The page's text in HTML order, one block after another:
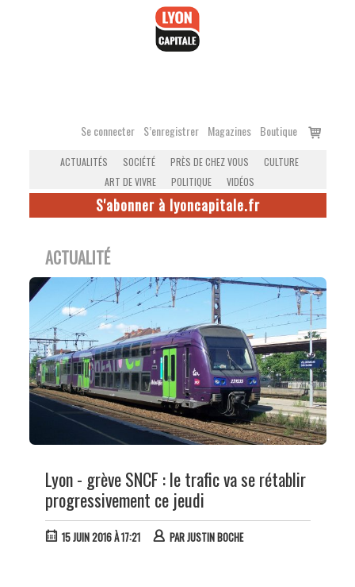
Se connecter S’enregistrer Magazines Boutique
Voir
ACTUALITÉS SOCIÉTÉ PRÈS DE CHEZ VOUS
CULTURE
ART DE VIVRE
POLITIQUE VIDÉOS
S'abonner à lyoncapitale.fr
ACTUALITÉ
Lyon - grève SNCF : le trafic va se rétablir
progressivement ce jeudi
15 JUIN 2016 À 17:21 PARJUSTIN BOCHE